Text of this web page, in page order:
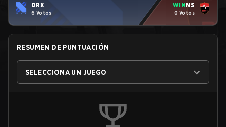
DRX
6 Votos
WINNS
0 Votos
RESUMEN DE PUNTUACIÓN
SELECCIONA UN JUEGO